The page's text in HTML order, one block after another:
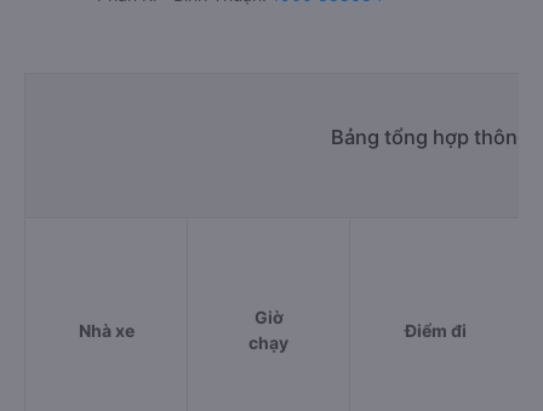
Bảng tổng hợp thông
Nhà xe
Giờ
chạy
Điểm đi